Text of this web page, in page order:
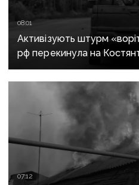
08:01
Активізують штурм
рф перекинула на
підрозділи й поновила
авіабомбами
07:12